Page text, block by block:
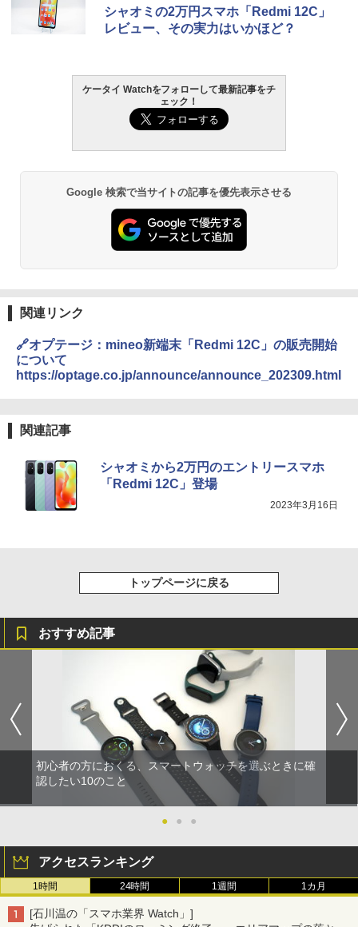
シャオミの2万円スマホ「Redmi 12C」
レビュー、その実力はいかほど？
ケータイ Watchをフォローして最新記事をチ
ェック！
Google 検索で当サイトの記事を優先表示させる
関連リンク
🔗オプテージ：mineo新端末「Redmi 12C」の販売開始
について
https://optage.co.jp/announce/announce_202309.html
関連記事
シャオミから2万円のエントリースマホ
「Redmi 12C」登場
2023年3月16日
トップページに戻る
おすすめ記事
初心者の方におくる、スマートウォッチを選ぶときに確
認したい10のこと
● ● ●
アクセスランキング
1時間 24時間 1週間 1カ月
[石川温の「スマホ業界 Watch」]